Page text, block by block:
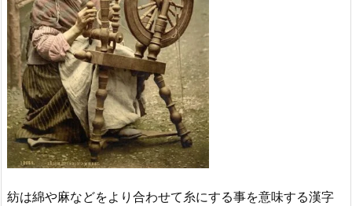
紡は綿や麻などをより合わせて糸にする事を意味する漢字